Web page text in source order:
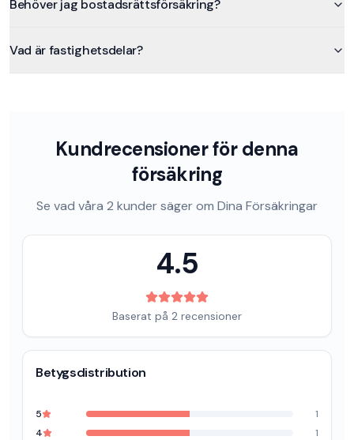
Behöver jag bostadsrättsförsäkring?
Vad är fastighetsdelar?
Kundrecensioner för denna
försäkring
Se vad våra 2 kunder säger om Dina Försäkringar
4.5
Baserat på 2 recensioner
Betygsdistribution
5
1
4
1